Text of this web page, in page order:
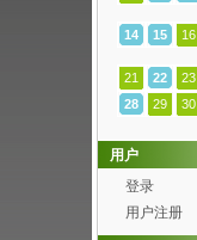
14
15 16
21
22 23
28
29 30
用户
登录
用户注册